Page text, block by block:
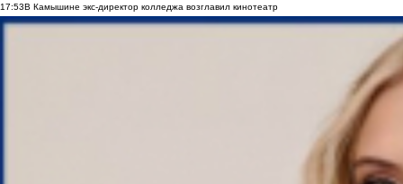
17:53В Камышине экс-директор колледжа возглавил кинотеатр